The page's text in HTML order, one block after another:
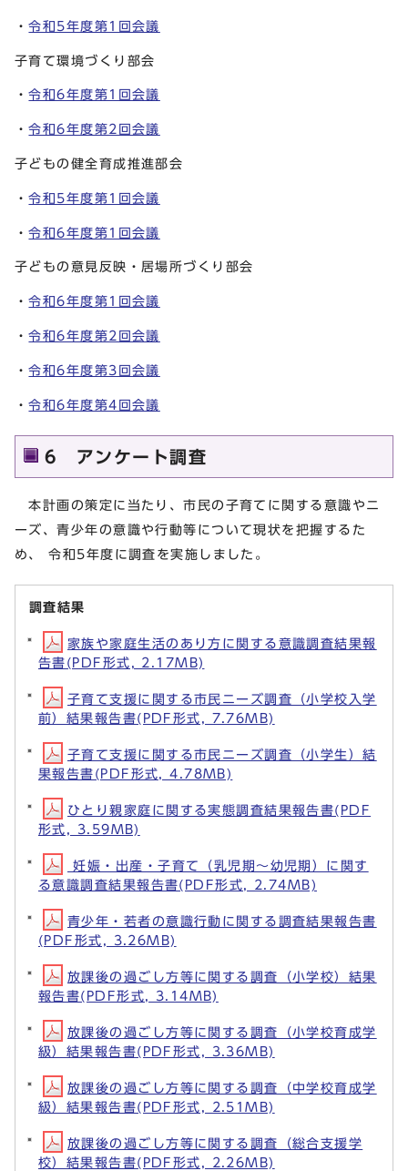
・令和5年度第1回会議
子育て環境づくり部会
・令和6年度第1回会議
・令和6年度第2回会議
子どもの健全育成推進部会
・令和5年度第1回会議
・令和6年度第1回会議
子どもの意見反映・居場所づくり部会
・令和6年度第1回会議
・令和6年度第2回会議
・令和6年度第3回会議
・令和6年度第4回会議
6 アンケート調査
本計画の策定に当たり、市民の子育てに関する意識やニ
ーズ、青少年の意識や行動等について現状を把握するた
め、 令和5年度に調査を実施しました。
調査結果
家族や家庭生活のあり方に関する意識調査結果報
告書(PDF形式, 2.17MB)
子育て支援に関する市民ニーズ調査（小学校入学
前）結果報告書(PDF形式, 7.76MB)
子育て支援に関する市民ニーズ調査（小学生）結
果報告書(PDF形式, 4.78MB)
ひとり親家庭に関する実態調査結果報告書(PDF
形式, 3.59MB)
妊娠・出産・子育て（乳児期～幼児期）に関す
る意識調査結果報告書(PDF形式, 2.74MB)
青少年・若者の意識行動に関する調査結果報告書
(PDF形式, 3.26MB)
放課後の過ごし方等に関する調査（小学校）結果
報告書(PDF形式, 3.14MB)
放課後の過ごし方等に関する調査（小学校育成学
級）結果報告書(PDF形式, 3.36MB)
放課後の過ごし方等に関する調査（中学校育成学
級）結果報告書(PDF形式, 2.51MB)
放課後の過ごし方等に関する調査（総合支援学
校）結果報告書(PDF形式, 2.26MB)